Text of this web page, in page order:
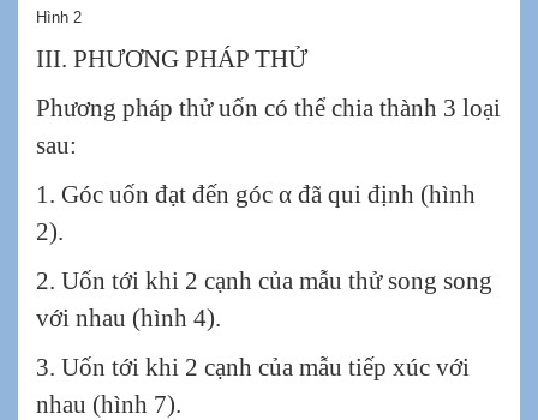
Hình 2
III. PHƯƠNG PHÁP THỬ
Phương pháp thử uốn có thể chia thành 3 loại
sau:
1. Góc uốn đạt đến góc α đã qui định (hình
2).
2. Uốn tới khi 2 cạnh của mẫu thử song song
với nhau (hình 4).
3. Uốn tới khi 2 cạnh của mẫu tiếp xúc với
nhau (hình 7).